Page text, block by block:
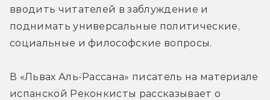
вводить читателей в заблуждение и
поднимать универсальные политические,
социальные и философские вопросы.
В «Львах Аль-Рассана» писатель на материале
испанской Реконкисты рассказывает о